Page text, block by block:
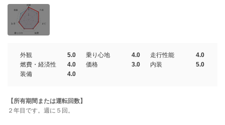
外観 5.0 乗り心地 4.0 走行性能
4.0
燃費・経済性
4.0 価格 3.0 内装
5.0
装備
4.0
【所有期間または運転回数】
２年目です。週に５回。